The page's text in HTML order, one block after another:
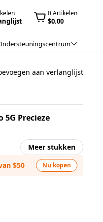
0 Artikelen
$0.00
aan verlanglijst
5G Precieze
Meer stukken
$50
Nu kopen